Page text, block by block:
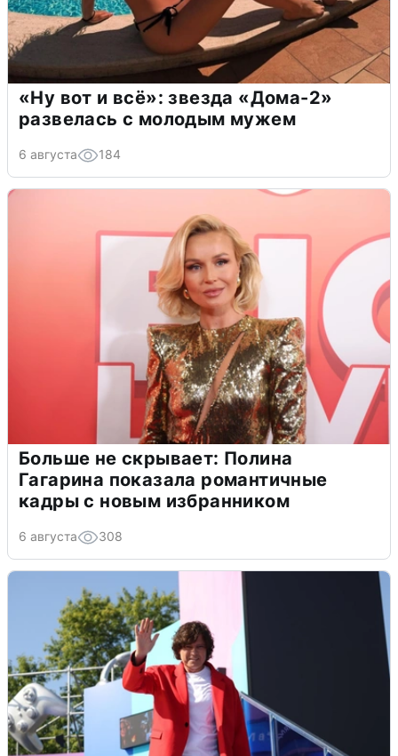
«Ну вот и всё»: звезда «Дома-2»
развелась с молодым мужем
6 августа 184
Больше не скрывает: Полина
Гагарина показала романтичные
кадры с новым избранником
6 августа 308